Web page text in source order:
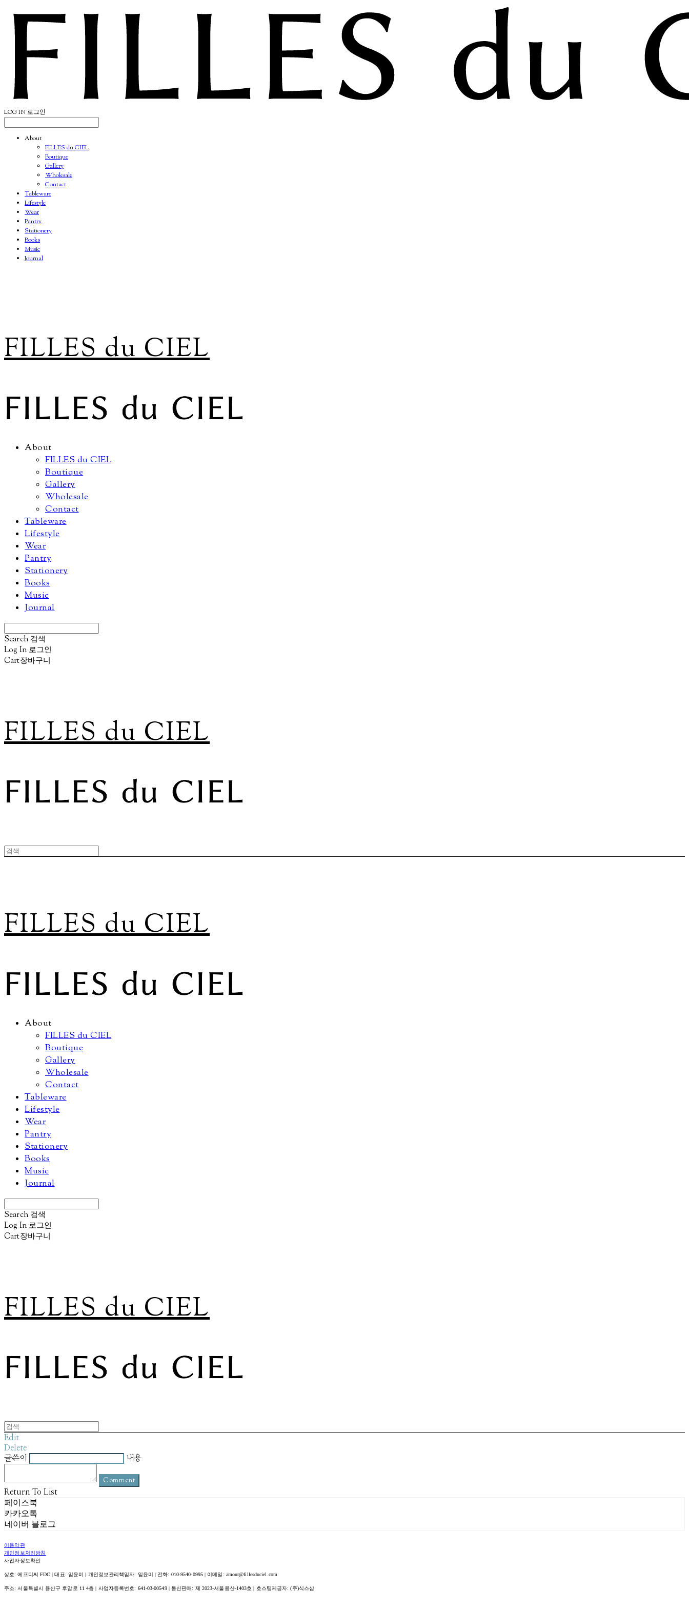
LOG IN 로그인
About
FILLES du CIEL
Boutique
Gallery
Wholesale
Contact
Tableware
Lifestyle
Wear
Pantry
Stationery
Books
Music
Journal
FILLES du CIEL
About
FILLES du CIEL
Boutique
Gallery
Wholesale
Contact
Tableware
Lifestyle
Wear
Pantry
Stationery
Books
Music
Journal
Search 검색
Log In 로그인
Cart장바구니
FILLES du CIEL
FILLES du CIEL
About
FILLES du CIEL
Boutique
Gallery
Wholesale
Contact
Tableware
Lifestyle
Wear
Pantry
Stationery
Books
Music
Journal
Search 검색
Log In 로그인
Cart장바구니
FILLES du CIEL
Edit
Delete
글쓴이
내용
Comment
Return To List
페이스북
카카오톡
네이버 블로그
이용약관
개인정보처리방침
사업자정보확인
상호: 에프디씨 FDC | 대표: 임윤미 | 개인정보관리책임자: 임윤미 | 전화: 010-9540-0995 | 이메일: amour@fillesduciel.com
주소: 서울특별시 용산구 후암로 11 4층 | 사업자등록번호: 641-03-00549| 통신판매: 제 2023-서울용산-1403호 | 호스팅제공자: (주)식스샵